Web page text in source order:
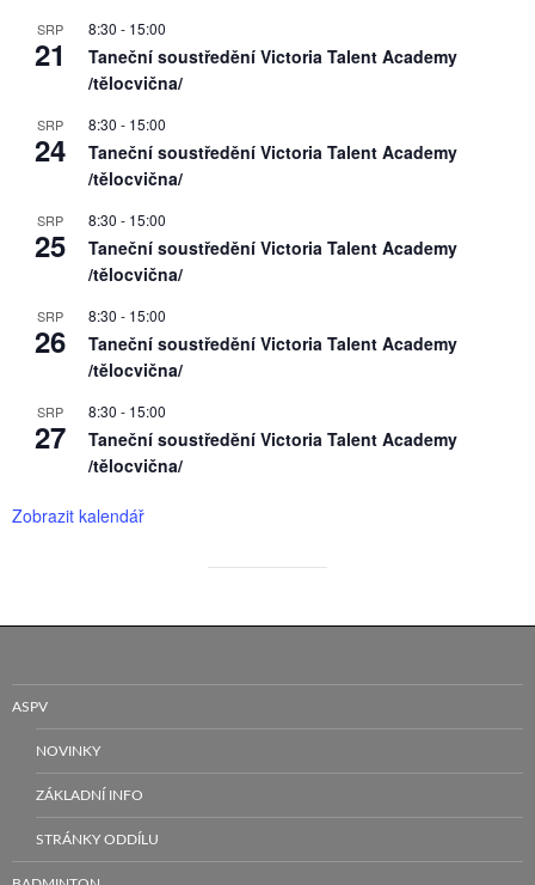
SRP
21
8:30 - 15:00
Taneční soustředění Victoria Talent Academy
/tělocvična/
SRP
24
8:30 - 15:00
Taneční soustředění Victoria Talent Academy
/tělocvična/
SRP
25
8:30 - 15:00
Taneční soustředění Victoria Talent Academy
/tělocvična/
SRP
26
8:30 - 15:00
Taneční soustředění Victoria Talent Academy
/tělocvična/
SRP
27
8:30 - 15:00
Taneční soustředění Victoria Talent Academy
/tělocvična/
Zobrazit kalendář
ASPV
NOVINKY
ZÁKLADNÍ INFO
STRÁNKY ODDÍLU